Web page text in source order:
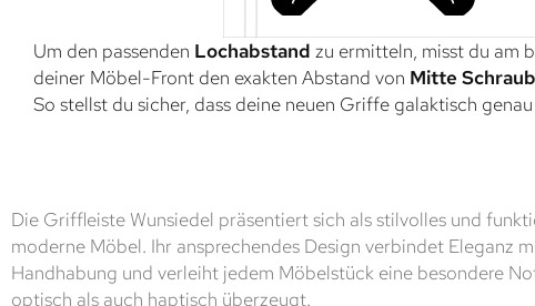
Um den passenden Lochabstand zu ermitteln, misst du am
deiner Möbel-Front den exakten Abstand von Mitte
So stellst du sicher, dass deine neuen Griffe galaktisch genau
Die Griffleiste Wunsiedel präsentiert sich als stilvolles und
moderne Möbel. Ihr ansprechendes Design verbindet Eleganz
Handhabung und verleiht jedem Möbelstück eine besondere
optisch als auch haptisch überzeugt.